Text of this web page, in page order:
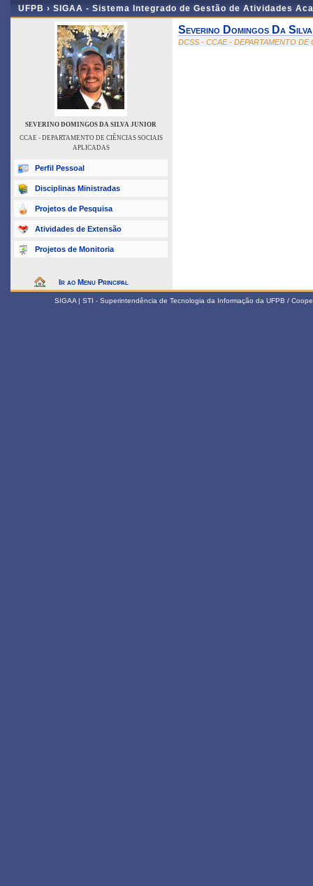
UFPB › SIGAA - Sistema Integrado de Gestão de Atividades
SEVERINO DOMINGOS DA SILVA JUNIOR
CCAE - DEPARTAMENTO DE CIÊNCIAS SOCIAIS
APLICADAS
Perfil Pessoal
Disciplinas Ministradas
Projetos de Pesquisa
Atividades de Extensão
Projetos de Monitoria
Ir ao Menu Principal
Severino Domingos Da
DCSS - CCAE - DEPARTAMENTO DE
SIGAA | STI - Superintendência de Tecnologia da Informação da UFPB /